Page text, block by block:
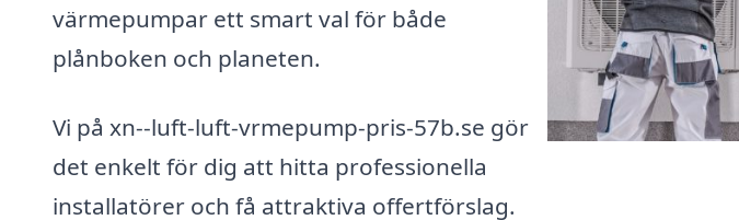
värmepumpar ett smart val för både
plånboken och planeten.
Vi på xn--luft-luft-vrmepump-pris-57b.se gör
det enkelt för dig att hitta professionella
installatörer och få attraktiva offertförslag.